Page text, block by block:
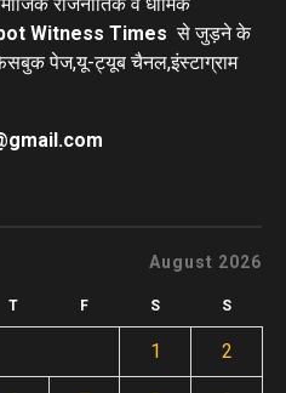
Witness Times से जुड़ने के
पेज,यू-ट्यूब चैनल,इंस्टाग्राम
August 2026
T F S S
1 2